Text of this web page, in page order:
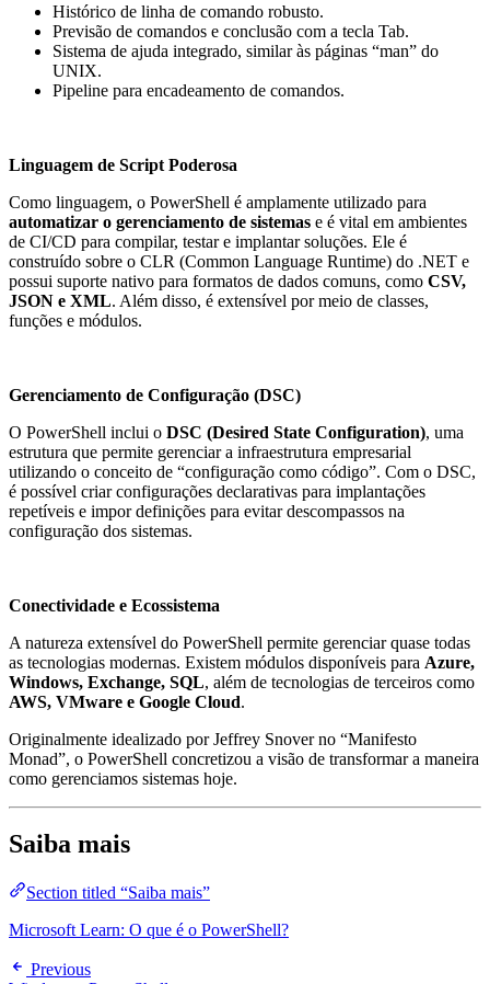
Histórico de linha de comando robusto.
Previsão de comandos e conclusão com a tecla Tab.
Sistema de ajuda integrado, similar às páginas “man” do
UNIX.
Pipeline para encadeamento de comandos.
Linguagem de Script Poderosa
Como linguagem, o PowerShell é amplamente utilizado para
automatizar o gerenciamento de sistemas e é vital em ambientes
de CI/CD para compilar, testar e implantar soluções. Ele é
construído sobre o CLR (Common Language Runtime) do .NET e
possui suporte nativo para formatos de dados comuns, como CSV,
JSON e XML. Além disso, é extensível por meio de classes,
funções e módulos.
Gerenciamento de Configuração (DSC)
O PowerShell inclui o DSC (Desired State Configuration), uma
estrutura que permite gerenciar a infraestrutura empresarial
utilizando o conceito de “configuração como código”. Com o DSC,
é possível criar configurações declarativas para implantações
repetíveis e impor definições para evitar descompassos na
configuração dos sistemas.
Conectividade e Ecossistema
A natureza extensível do PowerShell permite gerenciar quase todas
as tecnologias modernas. Existem módulos disponíveis para Azure,
Windows, Exchange, SQL, além de tecnologias de terceiros como
AWS, VMware e Google Cloud.
Originalmente idealizado por Jeffrey Snover no “Manifesto
Monad”, o PowerShell concretizou a visão de transformar a maneira
como gerenciamos sistemas hoje.
Saiba mais
Section titled “Saiba mais”
Microsoft Learn: O que é o PowerShell?
Previous